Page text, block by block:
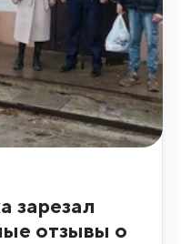
зарезал
отзывы о